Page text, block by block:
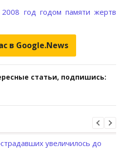
2008 год годом памяти жертв
в Google.News
статьи, подпишись: